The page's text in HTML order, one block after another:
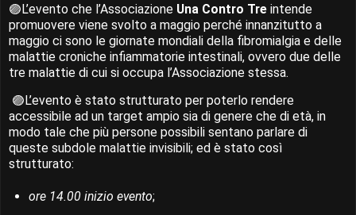
🟣L’evento che l’Associazione Una Contro Tre intende
promuovere viene svolto a maggio perché innanzitutto a
maggio ci sono le giornate mondiali della fibromialgia e delle
malattie croniche infiammatorie intestinali, ovvero due delle
tre malattie di cui si occupa l’Associazione stessa.
🟣 L’evento è stato strutturato per poterlo rendere
accessibile ad un target ampio sia di genere che di età, in
modo tale che più persone possibili sentano parlare di
queste subdole malattie invisibili; ed è stato così
strutturato:
ore 14.00 inizio evento;